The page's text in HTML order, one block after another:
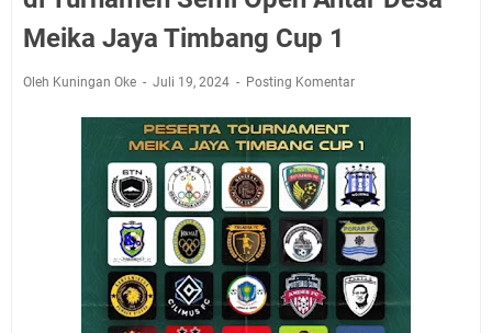
Salat Lima Waktu itu Bukan Cuma Kewajiban, Tapi
juga Tempat Beristirahat yang Paling Menenangkan, Ini
Sangat Seru
Warga Mulai Kesulitan Air Bersih Akibat Kekeringan,
Polres Kuningan dan PAM Tirta Kamuning Salurakan
12 Ribu Liter
Uniku Jadi Tuan Rumah Pendampingan Penyusunan
Dokumen SPMI
Sudahkah Kita Merdeka Dari Hawa Nafsu?
Info Sembako di Pasar Kepuh Kuningan Kamis 6
Meika Jaya Timbang Cup 1
Oleh Kuningan Oke Juli 19, 2024 Posting Komentar